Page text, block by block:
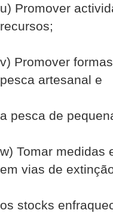
u) Promover
recursos;
v) Promover
pesca artesanal e
a pesca de
w) Tomar medidas
em vias de
os stocks